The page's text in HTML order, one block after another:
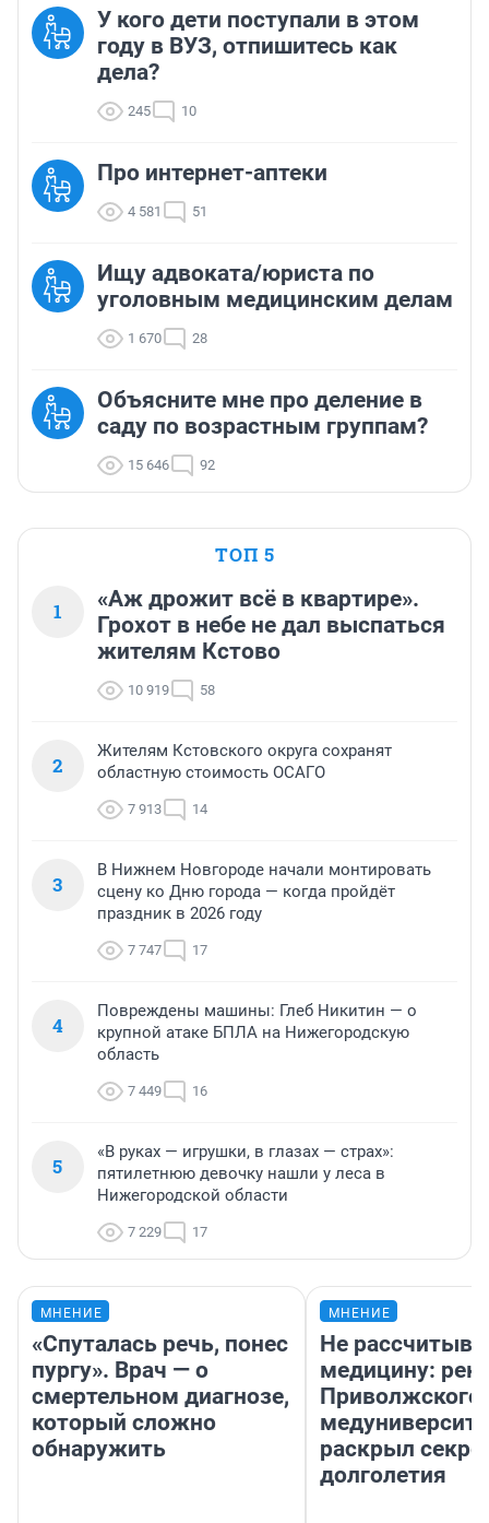
У кого дети поступали в этом
году в ВУЗ, отпишитесь как
дела?
245 10
Про интернет-аптеки
4 581 51
Ищу адвоката/юриста по
уголовным медицинским делам
1 670 28
Объясните мне про деление в
саду по возрастным группам?
15 646 92
ТОП 5
1
«Аж дрожит всё в квартире».
Грохот в небе не дал выспаться
жителям Кстово
10 919 58
2
Жителям Кстовского округа сохранят
областную стоимость ОСАГО
7 913 14
3
В Нижнем Новгороде начали монтировать
сцену ко Дню города — когда пройдёт
праздник в 2026 году
7 747 17
4
Повреждены машины: Глеб Никитин — о
крупной атаке БПЛА на Нижегородскую
область
7 449 16
5
«В руках — игрушки, в глазах — страх»:
пятилетнюю девочку нашли у леса в
Нижегородской области
7 229 17
МНЕНИЕ
«Спуталась речь, понес
пургу». Врач — о
смертельном диагнозе,
который сложно
обнаружить
МНЕНИЕ
Не
медицину:
Приволжского
раскрыл
долголетия